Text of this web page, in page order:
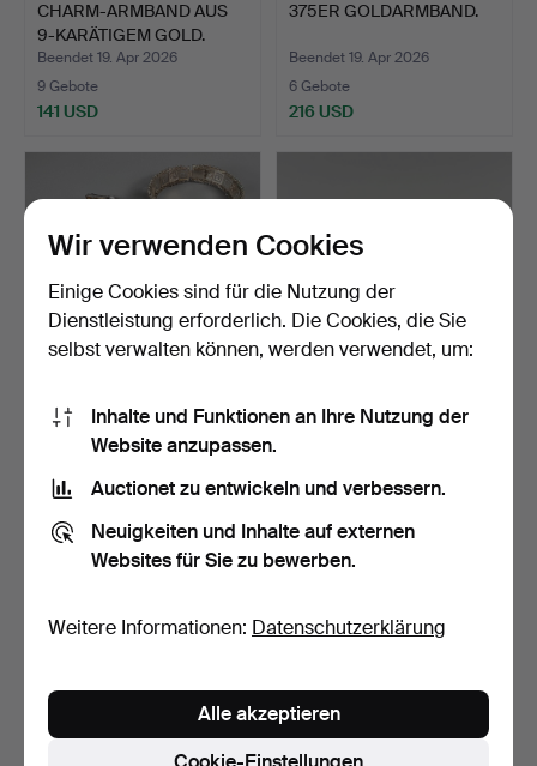
CHARM-ARMBAND AUS
9-KARÄTIGEM GOLD.
Beendet 19. Apr 2026
9 Gebote
141 USD
375ER GOLDARMBAND.
Beendet 19. Apr 2026
6 Gebote
216 USD
ARMBÄNDER UND RING
AUS SILBER.
4 Gebote
ANTIKES ARMBAND AUS
3 Gebote
Wir verwenden Cookies
Einige Cookies sind für die Nutzung der
Dienstleistung erforderlich. Die Cookies, die Sie
selbst verwalten können, werden verwendet, um:
Inhalte und Funktionen an Ihre Nutzung der
Website anzupassen.
Auctionet zu entwickeln und verbessern.
Neuigkeiten und Inhalte auf externen
Websites für Sie zu bewerben.
Weitere Informationen: Datenschutzerklärung
Alle akzeptieren